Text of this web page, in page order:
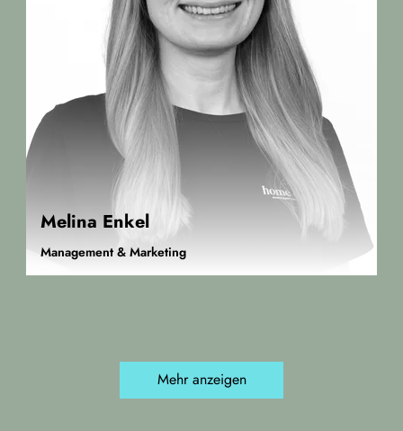
Melina Enkel
Management & Marketing
Mehr anzeigen